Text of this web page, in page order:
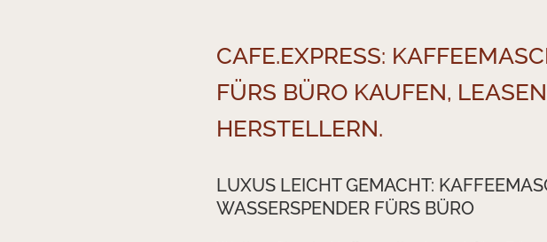
CAFE.EXPRESS:
FÜRS BÜRO KAUFEN,
HERSTELLERN.
LUXUS LEICHT GEMACHT:
WASSERSPENDER FÜRS BÜRO